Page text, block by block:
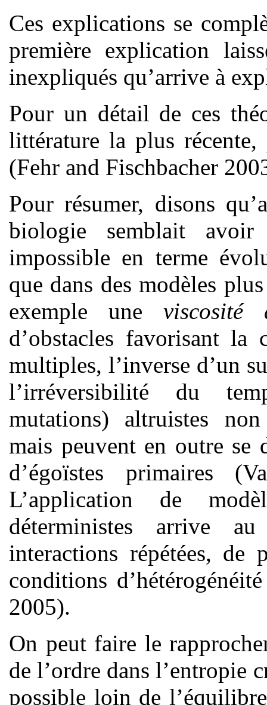
Ces explications se
première explication
inexpliqués qu’arrive à
Pour un détail de ces
littérature la plus
(Fehr and Fischbacher
Pour résumer, disons
biologie semblait
impossible en terme
que dans des modèles
exemple uneviscosité
d’obstacles favorisant la
multiples, l’inverse d’un
l’irréversibilité du
mutations) altruistes
mais peuvent en outre se
d’égoïstes primaires
L’application de
déterministes arrive
interactions répétées, de
conditions
2005).
On peut faire le
de l’ordre dans l’entropie
possible loin de